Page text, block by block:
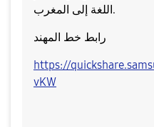
اللغة إلى المغرب.
رابط خط المهند
https://
vKW